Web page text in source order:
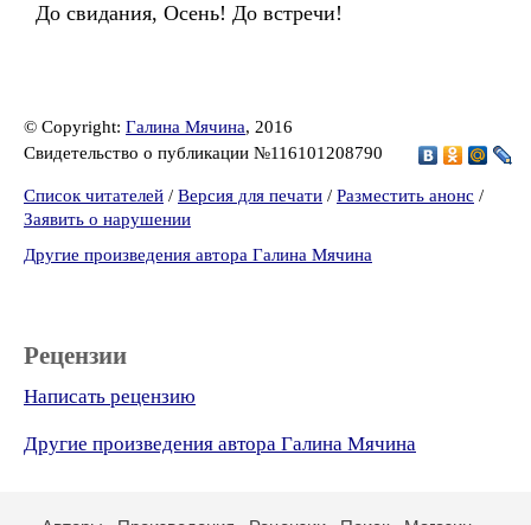
До свидания, Осень! До встречи!
© Copyright: Галина Мячина, 2016
Свидетельство о публикации №116101208790
Список читателей / Версия для печати / Разместить анонс /
Заявить о нарушении
Другие произведения автора Галина Мячина
Рецензии
Написать рецензию
Другие произведения автора Галина Мячина